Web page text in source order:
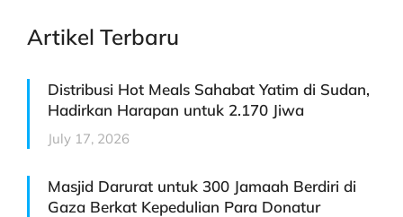
Artikel Terbaru
Distribusi Hot Meals Sahabat Yatim di Sudan,
Hadirkan Harapan untuk 2.170 Jiwa
July 17, 2026
Masjid Darurat untuk 300 Jamaah Berdiri di
Gaza Berkat Kepedulian Para Donatur